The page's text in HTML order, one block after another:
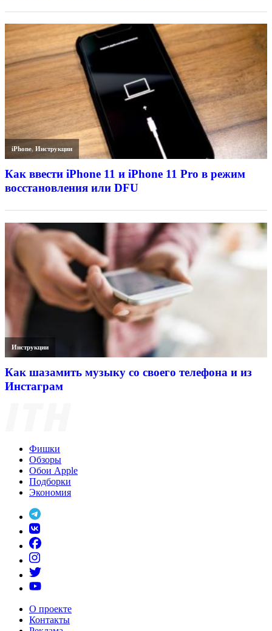
iPhone,Инструкции
Как ввести iPhone 11 и iPhone 11 Pro в режим
восстановления или DFU
Инструкции
Как шазамить музыку со своего телефона и из
Инстаграм
Фишки
Обзоры
Обои Apple
Подборки
Экономия
О проекте
Контакты